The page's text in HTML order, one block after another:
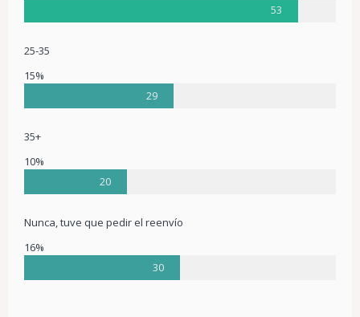
53
25-35
15%
29
35+
10%
20
Nunca, tuve que pedir el reenvío
16%
30